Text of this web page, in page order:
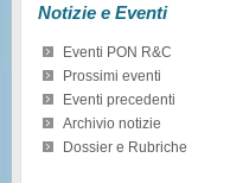
Notizie e Eventi
Eventi PON R&C
Prossimi eventi
Eventi precedenti
Archivio notizie
Dossier e Rubriche